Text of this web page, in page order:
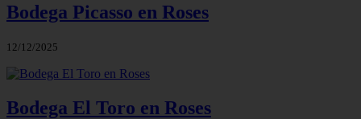
Bodega Picasso en Roses
12/12/2025
Bodega El Toro en Roses